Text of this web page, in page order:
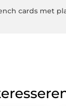
cards met